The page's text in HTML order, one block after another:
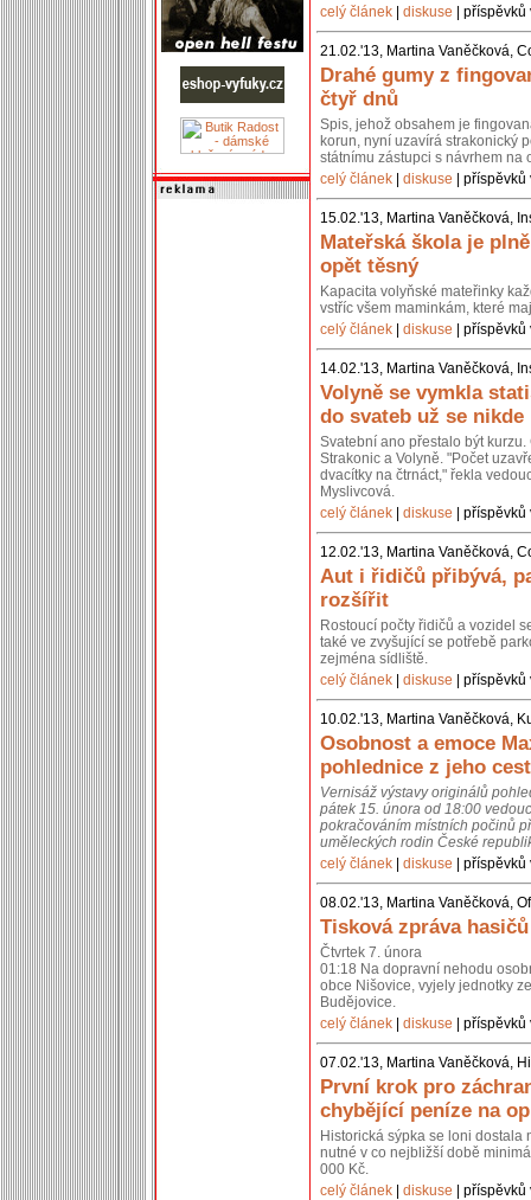
celý článek
diskuse |
21.02.'13, Martina Vaněčková,
Drahé gumy z
čtyř dnů
Spis, jehož obsahem je
korun, nyní uzavírá strakonický
státnímu zástupci s návrhem na
celý článek
diskuse |
15.02.'13, Martina Vaněčková,
Mateřská škola je
opět těsný
Kapacita volyňské mateřinky
vstříc všem maminkám, které
celý článek
diskuse |
14.02.'13, Martina Vaněčková,
Volyně se vymkla
do svateb už se nikde
Svatební ano přestalo být
Strakonic a Volyně. "Počet
dvacítky na čtrnáct," řekla
Myslivcová.
celý článek
diskuse |
12.02.'13, Martina Vaněčková,
Aut i řidičů přibývá,
rozšířit
Rostoucí počty řidičů a vozidel
také ve zvyšující se potřebě
zejména sídliště.
celý článek
diskuse |
10.02.'13, Martina Vaněčková,
Osobnost a emoce
pohlednice z jeho cest
Vernisáž výstavy originálů
pátek 15. února od 18:00
pokračováním místních počinů
uměleckých rodin České
celý článek
diskuse |
08.02.'13, Martina Vaněčková,
Tisková zpráva
Čtvrtek 7. února
01:18 Na dopravní nehodu
obce Nišovice, vyjely jednotky
Budějovice.
celý článek
diskuse |
07.02.'13, Martina Vaněčková,
První krok pro
chybějící peníze na
Historická sýpka se loni
nutné v co nejbližší době
000 Kč.
celý článek
diskuse |